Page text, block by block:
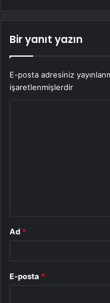
Bir yanıt yazın
E-posta adresiniz
işaretlenmişlerdir
Ad *
E-posta *